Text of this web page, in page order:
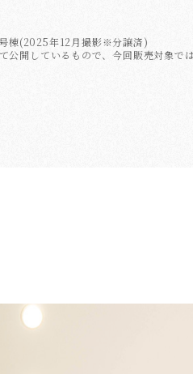
棟(2025年12月撮影※分譲済)
開しているもので、今回販売対象で